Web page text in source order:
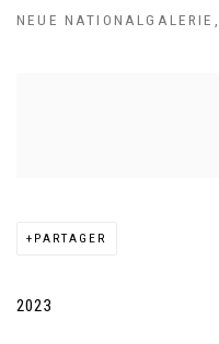
NEUE
PARTAGER
2023